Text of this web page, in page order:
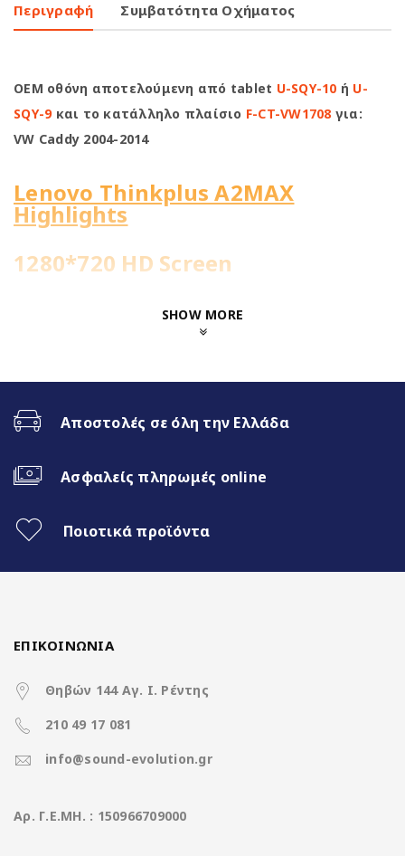
Περιγραφή Συμβατότητα Οχήματος
OEM οθόνη αποτελούμενη από tablet U-SQY-10 ή U-
SQY-9και το κατάλληλο πλαίσιο F-CT-VW1708για:
VW Caddy 2004-2014
Lenovo Thinkplus A2MAX
Highlights
1280*720 HD Screen
8Core@1.8GHz | 4+64GB
Fast Boot 1 sec
Ασύρματο CarPlay & Ασύρματο
Android Auto
32Band EQ
CPU Fan Cooling
Operation System
CPU Cortex A55 8Core @ 1.8Ghz
Ανάλυση οθόνης
1280*720 Display
SHOW MORE
Αποστολές σε όλη την Ελλάδα
Ασφαλείς πληρωμές online
Ποιοτικά προϊόντα
ΕΠΙΚΟΙΝΩΝΙΑ
Θηβών 144 Αγ. Ι. Ρέντης
210 49 17 081
info@sound-evolution.gr
Aρ. Γ.Ε.ΜΗ. : 150966709000